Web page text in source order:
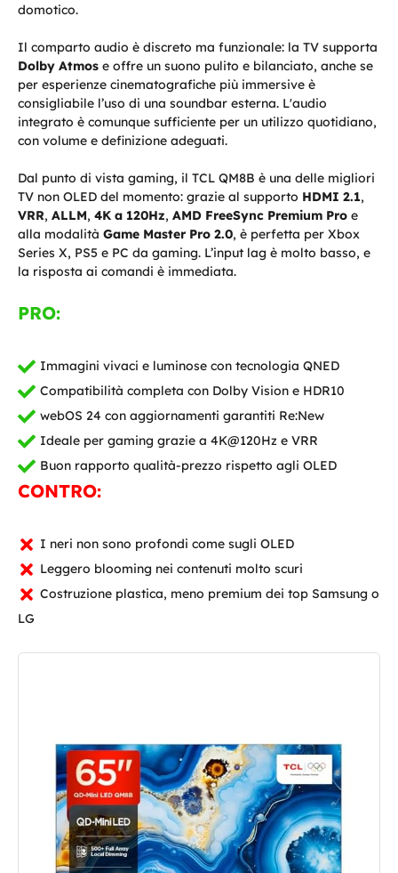
domotico.
Il comparto audio è discreto ma funzionale: la TV supporta
Dolby Atmos e offre un suono pulito e bilanciato, anche se
per esperienze cinematografiche più immersive è
consigliabile l’uso di una soundbar esterna. L'audio
integrato è comunque sufficiente per un utilizzo quotidiano,
con volume e definizione adeguati.
Dal punto di vista gaming, il TCL QM8B è una delle migliori
TV non OLED del momento: grazie al supporto HDMI 2.1,
VRR, ALLM, 4K a 120Hz, AMD FreeSync Premium Pro e
alla modalità Game Master Pro 2.0, è perfetta per Xbox
Series X, PS5 e PC da gaming. L’input lag è molto basso, e
la risposta ai comandi è immediata.
PRO:
Immagini vivaci e luminose con tecnologia QNED
Compatibilità completa con Dolby Vision e HDR10
webOS 24 con aggiornamenti garantiti Re:New
Ideale per gaming grazie a 4K@120Hz e VRR
Buon rapporto qualità-prezzo rispetto agli OLED
CONTRO:
I neri non sono profondi come sugli OLED
Leggero blooming nei contenuti molto scuri
Costruzione plastica, meno premium dei top Samsung o
LG